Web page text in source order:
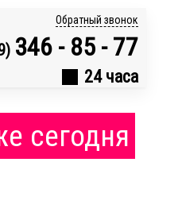
Обратный звонок
346 - 85 - 77
24 часа
сегодня